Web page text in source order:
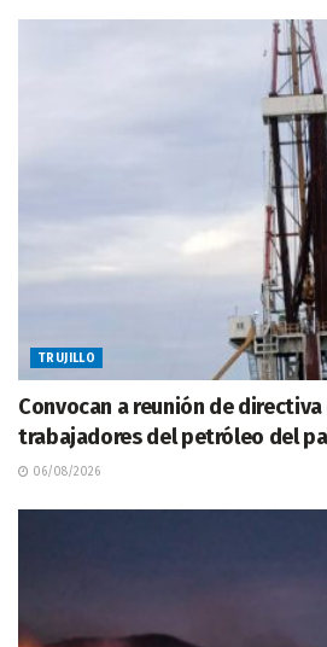
TRUJILLO
Convocan a reunión de
trabajadores del petróleo del
06/08/2026